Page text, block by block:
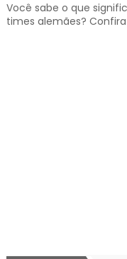
Você sabe o que
times alemães?